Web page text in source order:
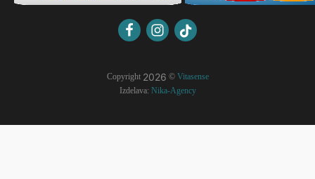
Copyright 2026 © Vitasense
Izdelava: Nika-Agency